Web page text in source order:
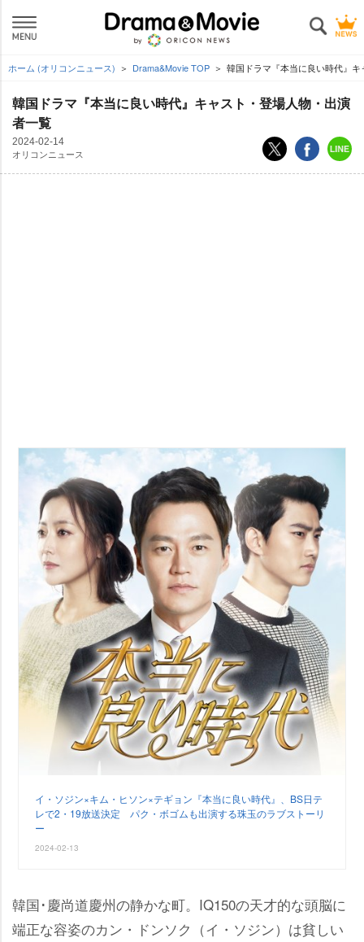
ホーム (オリコンニュース) Drama&Movie TOP 韓国ドラマ『本当に良い時代』
韓国ドラマ『本当に良い時代』キャスト・登場人物・出演
者一覧
2024-02-14
オリコンニュース
イ・ソジン×キム・ヒソン×テギョン『本当に良い時代』、BS日テ
レで2・19放送決定 パク・ボゴムも出演する珠玉のラブストーリ
ー
2024-02-13
韓国･慶尚道慶州の静かな町。IQ150の天才的な頭脳に
端正な容姿のカン・ドンソク（イ・ソジン）は貧しい